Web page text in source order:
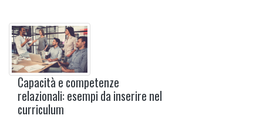
Capacità e competenze
relazionali: esempi da inserire nel
curriculum